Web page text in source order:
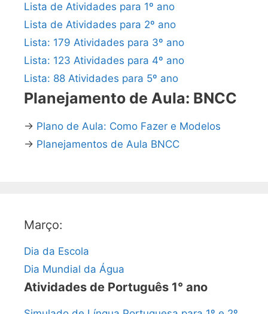
Lista de Atividades para 1º ano
Lista de Atividades para 2º ano
Lista: 179 Atividades para 3º ano
Lista: 123 Atividades para 4º ano
Lista: 88 Atividades para 5º ano
Planejamento de Aula: BNCC
→ Plano de Aula: Como Fazer e Modelos
→ Planejamentos de Aula BNCC
Março:
Dia da Escola
Dia Mundial da Água
Atividades de Português 1° ano